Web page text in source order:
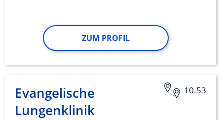
ZUM PROFIL
10.53
Evangelische
Lungenklinik